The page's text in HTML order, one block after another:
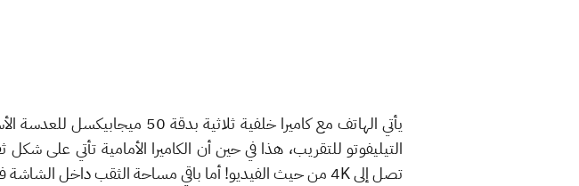
تصل إلى 4K من حيث الفيديو! أما باقي مساحة الثقب داخل الشاشة فمن خلالها وضعت هواوي مستشعر آشعة تحت الحمراء للتعرف على الوجه.